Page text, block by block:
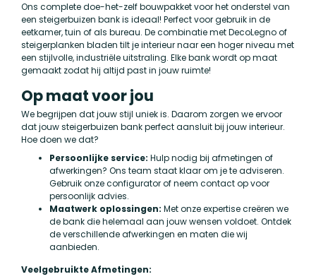
Ons complete doe-het-zelf bouwpakket voor het onderstel van
een steigerbuizen bank is ideaal! Perfect voor gebruik in de
eetkamer, tuin of als bureau. De combinatie met DecoLegno of
steigerplanken bladen tilt je interieur naar een hoger niveau met
een stijlvolle, industriële uitstraling. Elke bank wordt op maat
gemaakt zodat hij altijd past in jouw ruimte!
Op maat voor jou
We begrijpen dat jouw stijl uniek is. Daarom zorgen we ervoor
dat jouw steigerbuizen bank perfect aansluit bij jouw interieur.
Hoe doen we dat?
Persoonlijke service: Hulp nodig bij afmetingen of
afwerkingen? Ons team staat klaar om je te adviseren.
Gebruik onze configurator of neem contact op voor
persoonlijk advies.
Maatwerk oplossingen: Met onze expertise creëren we
de bank die helemaal aan jouw wensen voldoet. Ontdek
de verschillende afwerkingen en maten die wij
aanbieden.
Veelgebruikte Afmetingen: